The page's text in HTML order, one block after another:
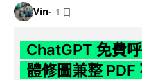
Vin 1 日
ChatGPT 免費
體修圖兼整 PDF